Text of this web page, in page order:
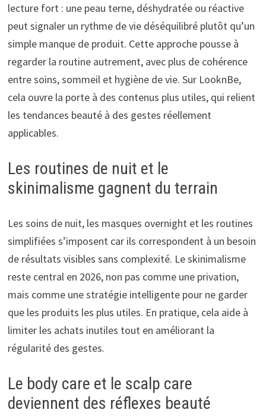
lecture fort : une peau terne, déshydratée ou réactive
peut signaler un rythme de vie déséquilibré plutôt qu’un
simple manque de produit. Cette approche pousse à
regarder la routine autrement, avec plus de cohérence
entre soins, sommeil et hygiène de vie. Sur LooknBe,
cela ouvre la porte à des contenus plus utiles, qui relient
les tendances beauté à des gestes réellement
applicables.
Les routines de nuit et le
skinimalisme gagnent du terrain
Les soins de nuit, les masques overnight et les routines
simplifiées s’imposent car ils correspondent à un besoin
de résultats visibles sans complexité. Le skinimalisme
reste central en 2026, non pas comme une privation,
mais comme une stratégie intelligente pour ne garder
que les produits les plus utiles. En pratique, cela aide à
limiter les achats inutiles tout en améliorant la
régularité des gestes.
Le body care et le scalp care
deviennent des réflexes beauté